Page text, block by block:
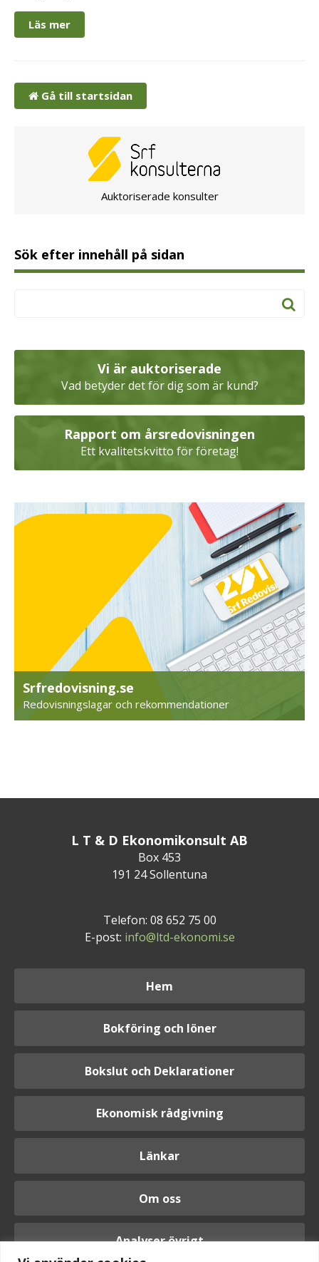
Läs mer
Gå till startsidan
Auktoriserade konsulter
Sök efter innehåll på sidan
Vi är auktoriserade
Vad betyder det för dig som är kund?
Rapport om årsredovisningen
Ett kvalitetskvitto för företag!
Srfredovisning.se
Redovisningslagar och rekommendationer
L T & D Ekonomikonsult AB
Box 453
191 24 Sollentuna
Telefon: 08 652 75 00
E-post: info@ltd-ekonomi.se
Hem
Bokföring och löner
Bokslut och Deklarationer
Ekonomisk rådgivning
Länkar
Om oss
Analyser övrigt